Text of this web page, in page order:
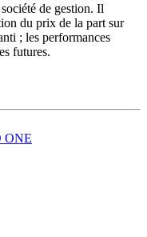
de gestion. Il
du prix de la part sur
; les performances
futures.
ONE